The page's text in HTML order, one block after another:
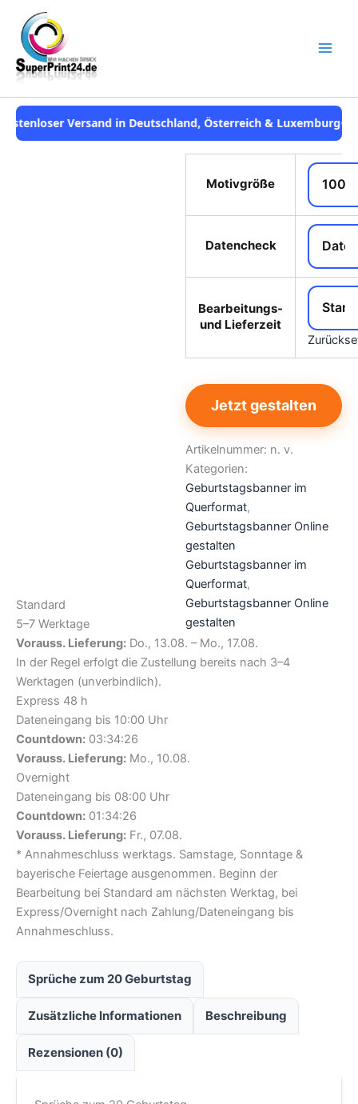
Inhalt
springen
in Deutschland, Österreich & Luxemburg•Telefonische
Motivgröße
Datencheck
Bearbeitungs-
und Lieferzeit
Jetzt gestalten
Artikelnummer: n. v.
Kategorien:
Geburtstagsbanner im
Querformat,
Geburtstagsbanner Online
gestalten
Geburtstagsbanner im
Querformat,
Geburtstagsbanner Online
gestalten
Standard
5–7 Werktage
Vorauss. Lieferung: Do., 13.08. – Mo., 17.08.
In der Regel erfolgt die Zustellung bereits nach 3–4
Werktagen (unverbindlich).
Express 48 h
Dateneingang bis 10:00 Uhr
Countdown: 03:34:25
Vorauss. Lieferung: Mo., 10.08.
Overnight
Dateneingang bis 08:00 Uhr
Countdown: 01:34:25
Vorauss. Lieferung: Fr., 07.08.
* Annahmeschluss werktags. Samstage, Sonntage &
bayerische Feiertage ausgenommen. Beginn der
Bearbeitung bei Standard am nächsten Werktag, bei
Express/Overnight nach Zahlung/Dateneingang bis
Annahmeschluss.
Sprüche zum 20 Geburtstag
Zusätzliche Informationen Beschreibung
Rezensionen (0)